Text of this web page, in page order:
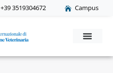
+39 3519304672 Campus